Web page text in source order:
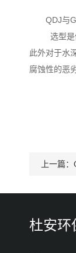
QDJ与
选型是依
此外对于水
腐蚀性的恶
上一篇：
杜安环